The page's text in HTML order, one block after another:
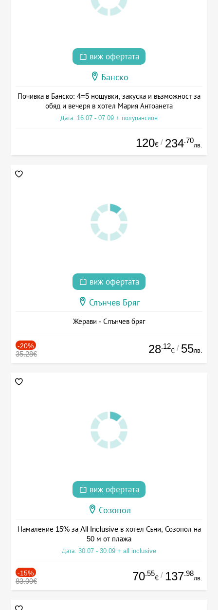
виж офертата
Банско
Почивка в Банско: 4=5 нощувки, закуска и възможност за
обяд и вечеря в хотел Мария Антоанета
Дата: 16.07 - 07.09 + полупансион
120€ / 234.70
лв.
виж офертата
Слънчев Бряг
Жерави - Слънчев бряг
-20%
35.28€ 28.12
€ / 55лв.
виж офертата
Созопол
Намаление 15% за All Inclusive в хотел Съни, Созопол на
50 м от плажа
Дата: 30.07 - 30.09 + all inclusive
-15%
83.00€ 70.55
€ / 137.98
лв.